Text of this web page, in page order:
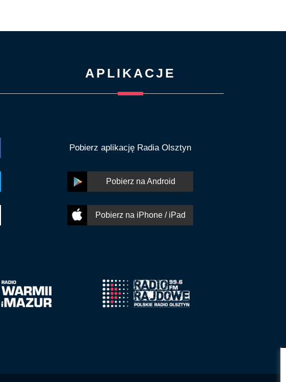
APLIKACJE
Pobierz aplikację Radia Olsztyn
Pobierz na Android
Pobierz na iPhone / iPad